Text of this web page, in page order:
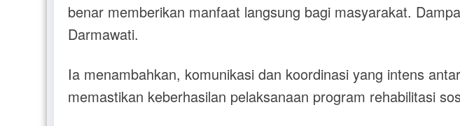
benar memberikan manfaat langsung bagi masyarakat.
Darmawati.
Ia menambahkan, komunikasi dan koordinasi yang intens
memastikan keberhasilan pelaksanaan program rehabilitasi